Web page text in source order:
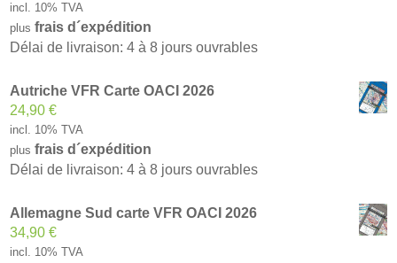
incl. 10% TVA
plusfrais d´expédition
Délai de livraison: 4 à 8 jours ouvrables
Autriche VFR Carte OACI 2026
24,90€
incl. 10% TVA
plusfrais d´expédition
Délai de livraison: 4 à 8 jours ouvrables
Allemagne Sud carte VFR OACI 2026
34,90€
incl. 10% TVA